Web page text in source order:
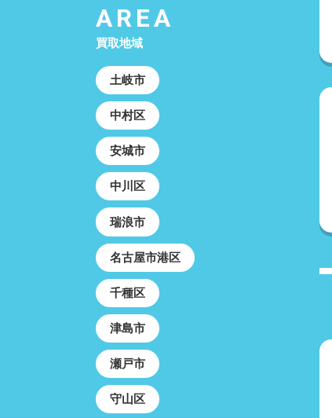
AREA
買取地域
土岐市
中村区
安城市
中川区
瑞浪市
名古屋市港区
千種区
津島市
瀬戸市
守山区